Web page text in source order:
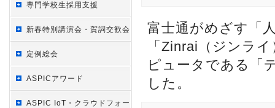
専門学校生採用支援
新春特別講演会・賀詞交歓会
定例総会
ASPICアワード
ASPIC IoT・クラウドフォー
富士通がめざす「
「Zinrai（ジンラ
ピュータである「
した。